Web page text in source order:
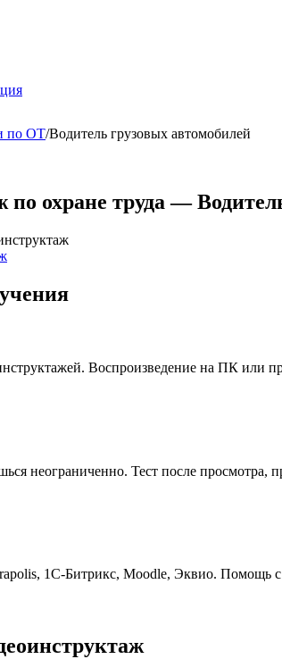
по ОТ/Водитель грузовых автомобилей
по охране труда —
Воспроизведение на ПК или
неограниченно. Тест после просмотра,
1С-Битрикс, Moodle, Эквио. Помощь